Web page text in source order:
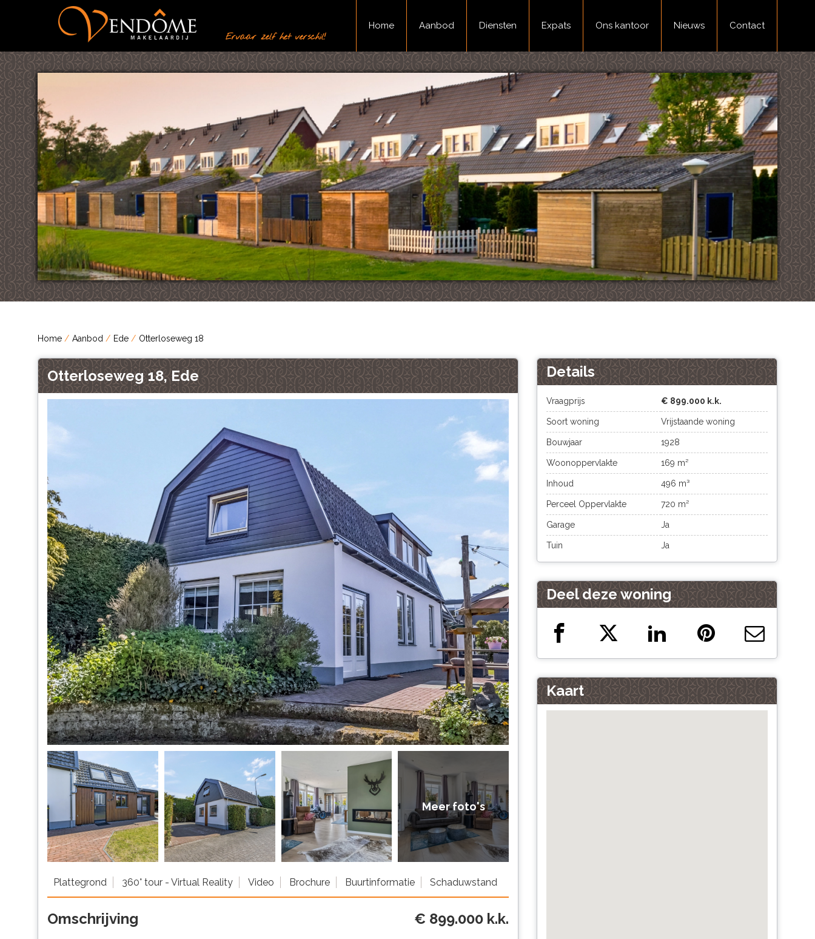
Ervaar zelf het verschil!
Home Aanbod Diensten Expats Ons kantoor Nieuws Contact
Home Aanbod Ede Otterloseweg 18
Otterloseweg 18, Ede
Meer foto's
Plattegrond 360° tour - Virtual Reality Video Brochure Buurtinformatie Schaduwstand
Omschrijving € 899.000 k.k.
Details
Vraagprijs € 899.000 k.k.
Soort woning Vrijstaande woning
Bouwjaar 1928
Woonoppervlakte 169 m²
Inhoud 496 m³
Perceel Oppervlakte 720 m²
Garage Ja
Tuin Ja
Deel deze woning
Kaart